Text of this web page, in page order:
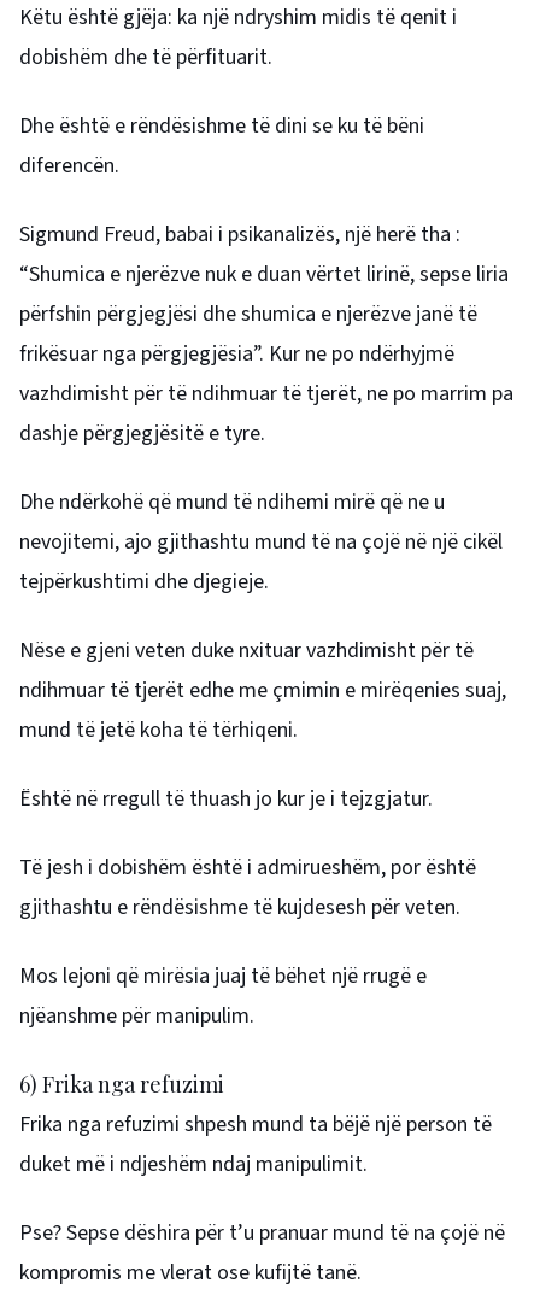
Këtu është gjëja: ka një ndryshim midis të qenit i
dobishëm dhe të përfituarit.
Dhe është e rëndësishme të dini se ku të bëni
diferencën.
Sigmund Freud, babai i psikanalizës, një herë tha :
“Shumica e njerëzve nuk e duan vërtet lirinë, sepse liria
përfshin përgjegjësi dhe shumica e njerëzve janë të
frikësuar nga përgjegjësia”. Kur ne po ndërhyjmë
vazhdimisht për të ndihmuar të tjerët, ne po marrim pa
dashje përgjegjësitë e tyre.
Dhe ndërkohë që mund të ndihemi mirë që ne u
nevojitemi, ajo gjithashtu mund të na çojë në një cikël
tejpërkushtimi dhe djegieje.
Nëse e gjeni veten duke nxituar vazhdimisht për të
ndihmuar të tjerët edhe me çmimin e mirëqenies suaj,
mund të jetë koha të tërhiqeni.
Është në rregull të thuash jo kur je i tejzgjatur.
Të jesh i dobishëm është i admirueshëm, por është
gjithashtu e rëndësishme të kujdesesh për veten.
Mos lejoni që mirësia juaj të bëhet një rrugë e
njëanshme për manipulim.
6) Frika nga refuzimi
Frika nga refuzimi shpesh mund ta bëjë një person të
duket më i ndjeshëm ndaj manipulimit.
Pse? Sepse dëshira për t’u pranuar mund të na çojë në
kompromis me vlerat ose kufijtë tanë.